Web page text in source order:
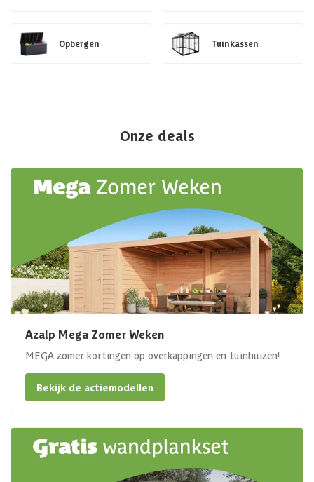
Opbergen Tuinkassen
Onze deals
Azalp Mega Zomer Weken
MEGA zomer kortingen op overkappingen en tuinhuizen!
Bekijk de actiemodellen